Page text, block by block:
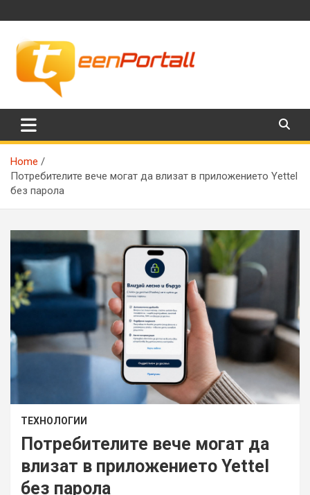
to
TeenPortall
Home
Потребителите вече могат да влизат в приложението Yettel
без парола
ТЕХНОЛОГИИ
Потребителите вече могат да
влизат в приложението Yettel
без парола